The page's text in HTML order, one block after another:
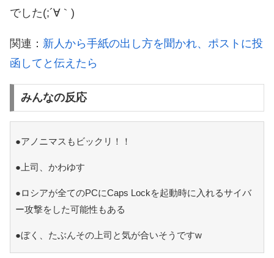
でした(;´∀｀)
関連： 新人から手紙の出し方を聞かれ、ポストに投
函してと伝えたら
みんなの反応
●アノニマスもビックリ！！
●上司、かわゆす
●ロシアが全てのPCにCaps Lockを起動時に入れるサイバ
ー攻撃をした可能性もある
●ぼく、たぶんその上司と気が合いそうですw